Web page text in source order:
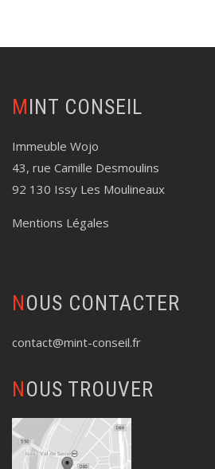
MINT CONSEIL
Immeuble Wojo
43, rue Camille Desmoulins
92 130 Issy Les Moulineaux
Mentions Légales
NOUS CONTACTER
contact@mint-conseil.fr
NOUS TROUVER